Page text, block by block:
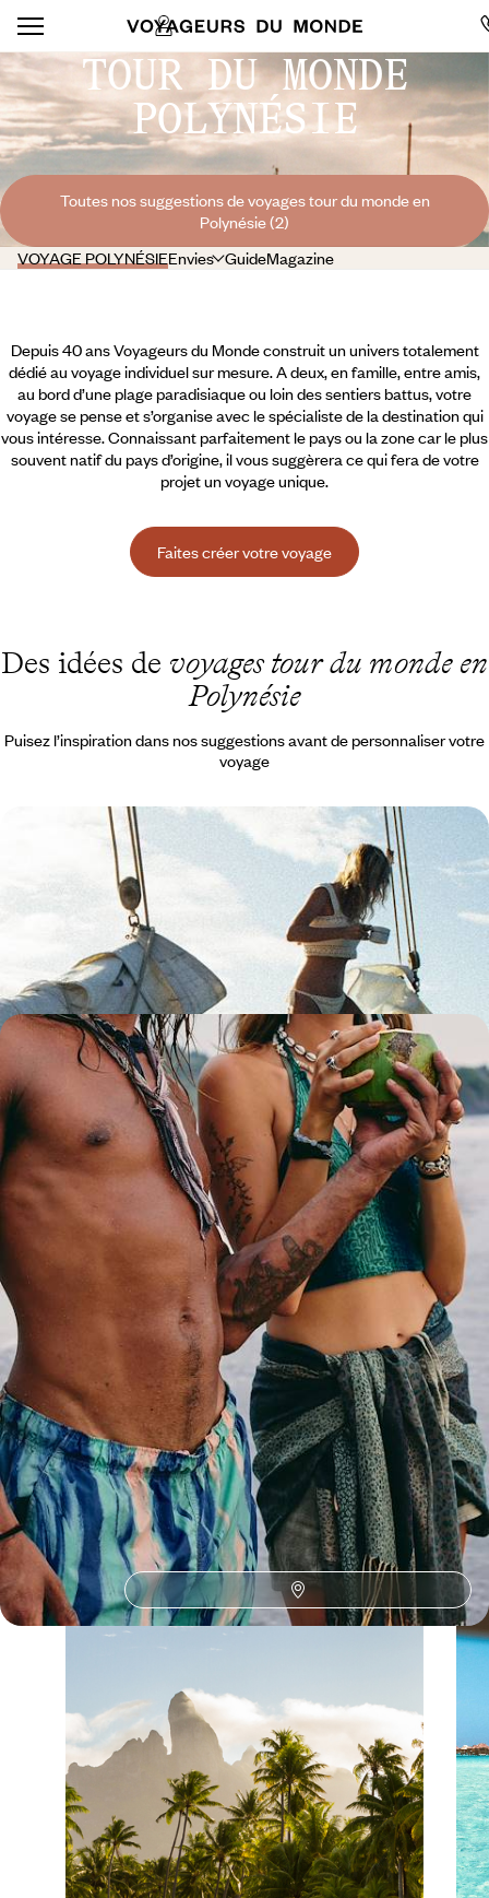
TOUR DU MONDE
POLYNÉSIE
Toutes nos suggestions de voyages tour du monde en
Polynésie (2)
VOYAGE POLYNÉSIEEnvies GuideMagazine
Depuis 40 ans Voyageurs du Monde construit un univers totalement
dédié au voyage individuel sur mesure. A deux, en famille, entre amis,
au bord d’une plage paradisiaque ou loin des sentiers battus, votre
voyage se pense et s’organise avec le spécialiste de la destination qui
vous intéresse. Connaissant parfaitement le pays ou la zone car le plus
souvent natif du pays d’origine, il vous suggèrera ce qui fera de votre
projet un voyage unique.
Faites créer votre voyage
Des idées de voyages tour du monde en
Polynésie
Puisez l’inspiration dans nos suggestions avant de personnaliser votre
voyage
Tour du monde par l'Océanie - Australie, Nouvelle-
Zélande, Polynésie
Débuter par Dubaï, terminer par Los Angeles, et entre les deux plonger
dans le grand bain du Pacifique Sud
24 jours, de CHF 8500 à CHF 12600
Noces autour du monde - Los Angeles, la Polynésie
et Sydney
Jouer les stars hollywoodiennes à L.A., plonger main dans la main en
Polynésie et goûter ensemble au lifestyle australien à Sydney
19 jours, de CHF 10000 à CHF 13500
Toutes nos suggestions de voyages tour du monde en
Polynésie (2)
La Polynésie selonvos envies
Parce que chaque voyageur est différent